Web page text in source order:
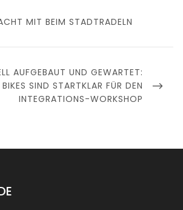
MIT BEIM STADTRADELN
AUFGEBAUT UND GEWARTET:
SIND STARTKLAR FÜR DEN
INTEGRATIONS-WORKSHOP